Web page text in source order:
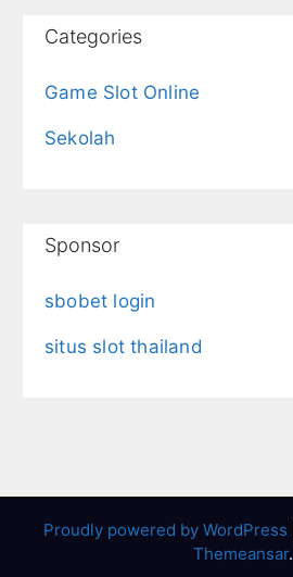
Categories
Game Slot Online
Sekolah
Sponsor
sbobet login
situs slot thailand
Proudly powered by WordPress
Themeansar.